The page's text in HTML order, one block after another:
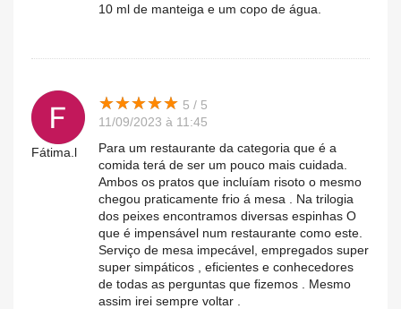
10 ml de manteiga e um copo de água.
Fátima.l
★★★★★
★★★★★ 5 / 5
11/09/2023 à 11:45
Para um restaurante da categoria que é a
comida terá de ser um pouco mais cuidada.
Ambos os pratos que incluíam risoto o mesmo
chegou praticamente frio á mesa . Na trilogia
dos peixes encontramos diversas espinhas O
que é impensável num restaurante como este.
Serviço de mesa impecável, empregados super
super simpáticos , eficientes e conhecedores
de todas as perguntas que fizemos . Mesmo
assim irei sempre voltar .